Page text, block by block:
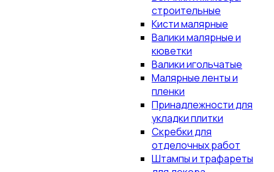
строительные
Кисти малярные
Валики малярные и
кюветки
Валики игольчатые
Малярные ленты и
пленки
Принадлежности для
укладки плитки
Скребки для
отделочных работ
Штампы и трафареты